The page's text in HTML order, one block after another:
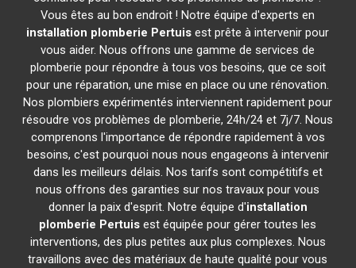
Vous êtes au bon endroit ! Notre équipe d'experts en
installation plomberie Pertuis est prête à intervenir pour
vous aider. Nous offrons une gamme de services de
plomberie pour répondre à tous vos besoins, que ce soit
pour une réparation, une mise en place ou une rénovation.
Nos plombiers expérimentés interviennent rapidement pour
résoudre vos problèmes de plomberie, 24h/24 et 7j/7. Nous
comprenons l'importance de répondre rapidement à vos
besoins, c'est pourquoi nous nous engageons à intervenir
dans les meilleurs délais. Nos tarifs sont compétitifs et
nous offrons des garanties sur nos travaux pour vous
donner la paix d'esprit. Notre équipe d'installation
plomberie Pertuis est équipée pour gérer toutes les
interventions, des plus petites aux plus complexes. Nous
travaillons avec des matériaux de haute qualité pour vous